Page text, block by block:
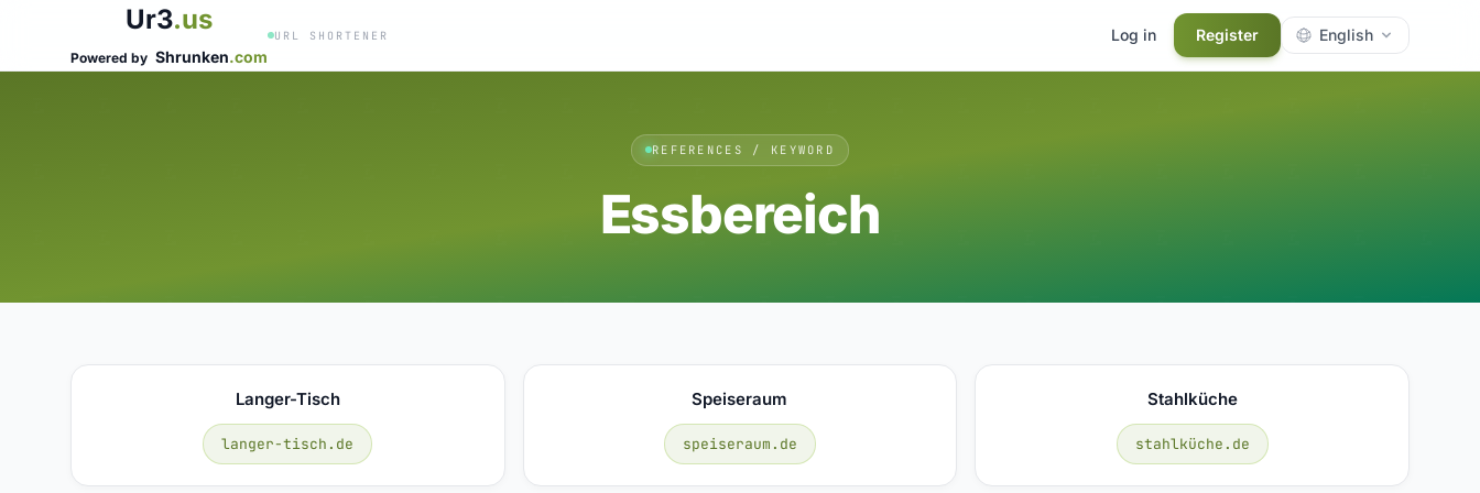
Ur3.us
Powered by Shrunken.com
URL SHORTENER Log in Register English
REFERENCES / KEYWORD
Essbereich
Langer-Tisch
langer-tisch.de
Speiseraum
speiseraum.de
Stahlküche
stahlküche.de